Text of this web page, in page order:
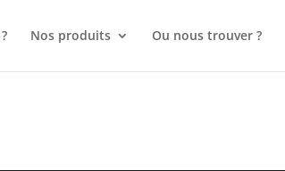
Nos produits Ou nous trouver ?